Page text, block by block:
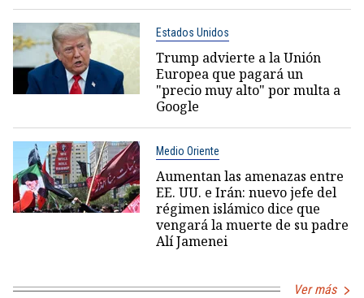
Estados Unidos
Trump advierte a la Unión
Europea que pagará un
"precio muy alto" por multa a
Google
Medio Oriente
Aumentan las amenazas entre
EE. UU. e Irán: nuevo jefe del
régimen islámico dice que
vengará la muerte de su padre
Alí Jamenei
Ver más